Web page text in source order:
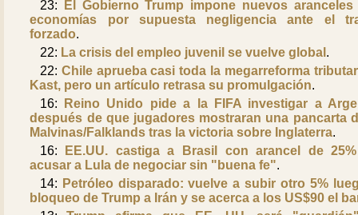
23:
El Gobierno Trump impone nuevos
economías por supuesta negligencia ante el
forzado.
22: La crisis del empleo juvenil se vuelve global .
22: Chile aprueba casi toda la megarreforma
Kast, pero un artículo retrasa su promulgación.
16:
Reino Unido pide a la FIFA investigar a
después de que jugadores mostraran una pancarta
Malvinas/Falklands tras la victoria sobre Inglaterra.
16:
EE.UU. castiga a Brasil con arancel de
acusar a Lula de negociar sin "buena fe".
14: Petróleo disparado: vuelve a subir otro 5%
bloqueo de Trump a Irán y se acerca a los US$90 el